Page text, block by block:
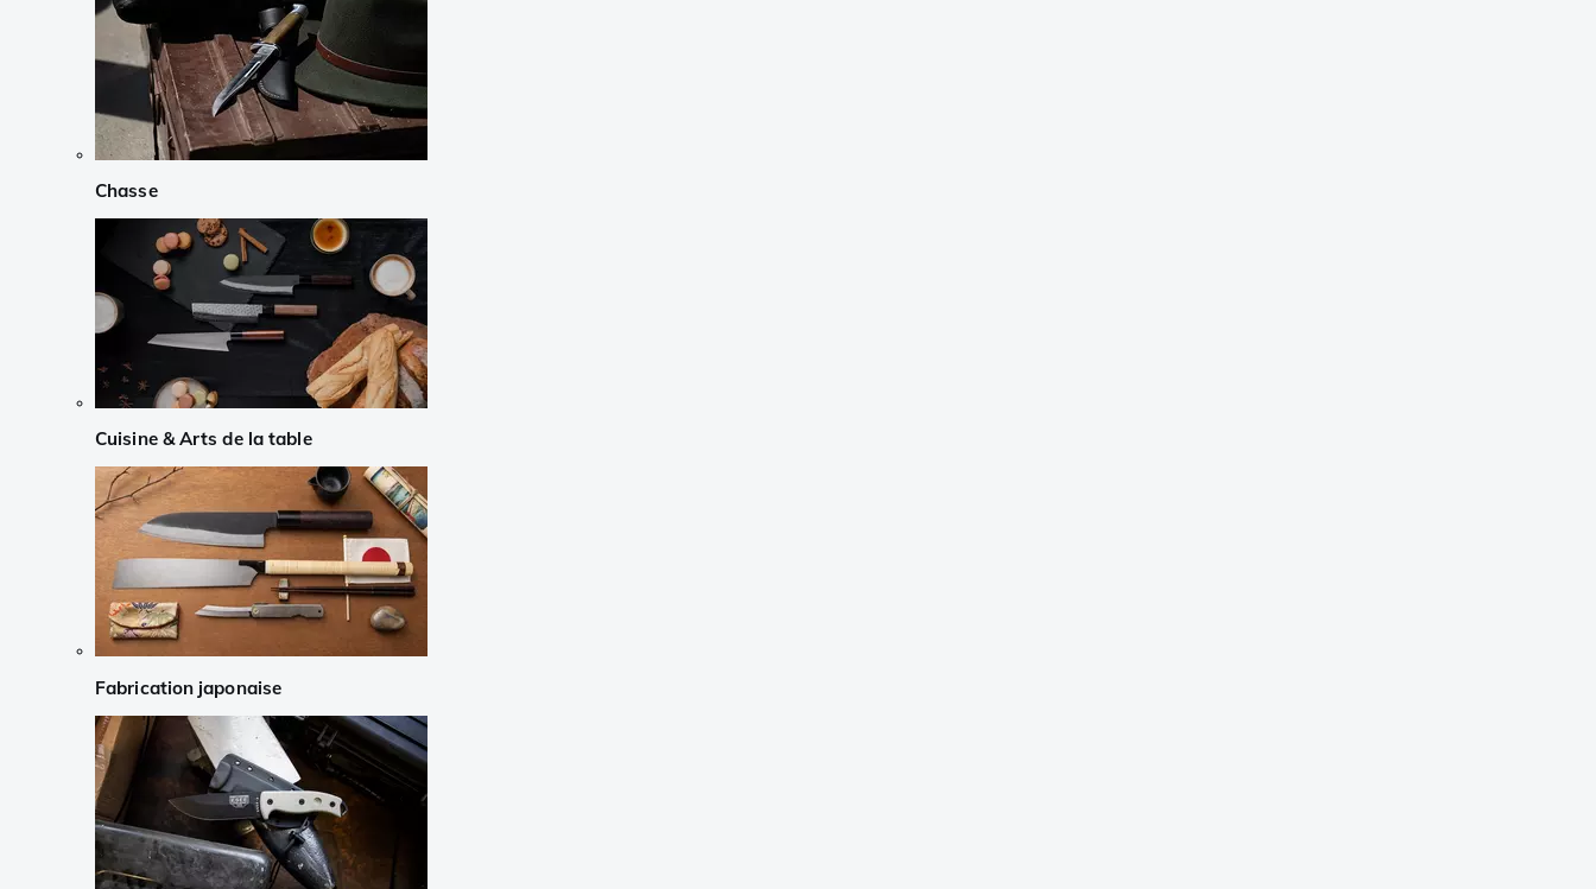
Chasse
Cuisine & Arts de la table
Fabrication japonaise